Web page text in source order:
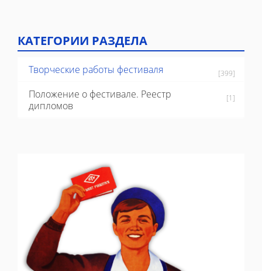
КАТЕГОРИИ РАЗДЕЛА
Творческие работы фестиваля [399]
Положение о фестивале. Реестр
дипломов
[1]